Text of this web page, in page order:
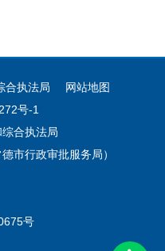
合执法局
网站地图
号-1
合执法局
市行政审批服务局）
号